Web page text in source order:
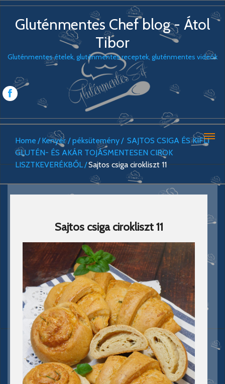
Gluténmentes Chef blog - Átol
Tibor
Gluténmentes ételek, gluténmentes receptek, gluténmentes videók
Home Kenyér / péksütemény
SAJTOS CSIGA ÉS KIFLI
GLUTÉN- ÉS AKÁR TOJÁSMENTESEN CIROK
LISZTKEVERÉKBŐL Sajtos csiga cirokliszt 11
Sajtos csiga cirokliszt 11